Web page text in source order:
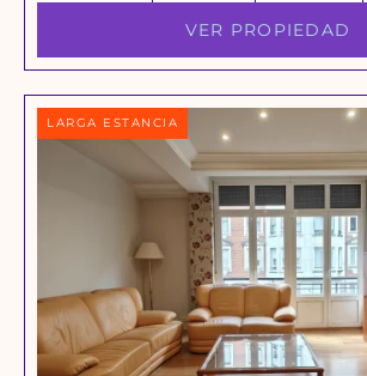
VER PROPIEDAD
LARGA ESTANCIA